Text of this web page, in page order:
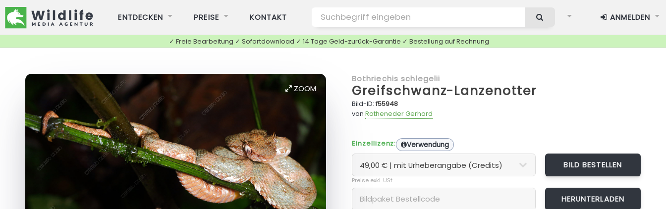
ENTDECKEN PREISE KONTAKT ANMELDEN
✓ Freie Bearbeitung ✓ Sofortdownload ✓ 14 Tage Geld-zurück-Garantie ✓ Bestellung auf Rechnung
ZOOM
Bothriechis schlegelii
Greifschwanz-Lanzenotter
Bild-ID:f55948
von Rotheneder Gerhard
Einzellizenz: Verwendung
BILD BESTELLEN
Preise exkl. USt.